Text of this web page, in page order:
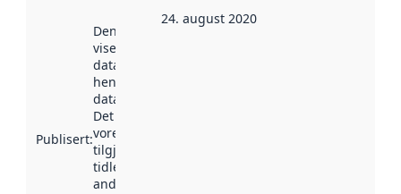
Publisert:
Denne datoen
viser når
datasettet vart
henta inn av
data.norge.no.
Det kan ha
vore
tilgjengeleg
tidlegare
andre stader.
24. august 2020